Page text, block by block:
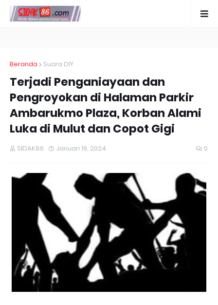
Beranda Suara DIY
Terjadi Penganiayaan dan
Pengroyokan di Halaman Parkir
Ambarukmo Plaza, Korban Alami
Luka di Mulut dan Copot Gigi
SIDAK86 Januari 19, 2024 0